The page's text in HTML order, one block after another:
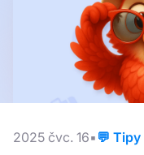
2025 čvc. 16 💬 Tipy